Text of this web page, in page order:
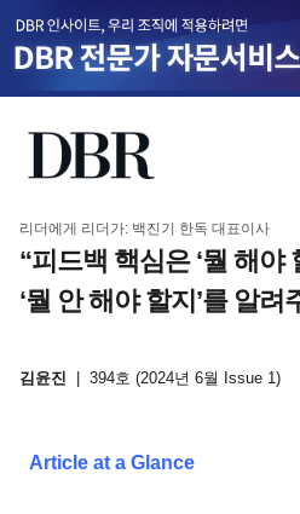
리더에게 리더가: 백진기 한독 대표이사
“피드백 핵심은 ‘뭘 해야
‘뭘 안 해야 할지’를 알려
김윤진 394호 (2024년 6월 Issue 1)
Article at a Glance